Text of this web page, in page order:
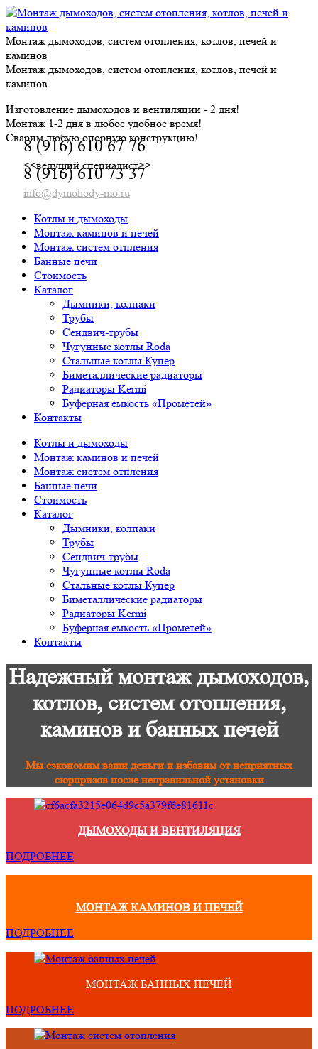
Skip
to
content
Монтаж дымоходов, систем отопления, котлов, печей и
каминов
Монтаж дымоходов, систем отопления, котлов, печей и
каминов
Изготовление дымоходов и вентиляции - 2 дня!
Монтаж 1-2 дня в любое удобное время!
Сварим любую опорную конструкцию!
8 (916) 610 67 76
<<ведущий специалист>>
8 (916) 610 73 37
info@dymohody-mo.ru
Котлы и дымоходы
Монтаж каминов и печей
Монтаж систем отпления
Банные печи
Стоимость
Каталог
Дымники, колпаки
Трубы
Сендвич-трубы
Чугунные котлы Roda
Стальные котлы Купер
Биметаллические радиаторы
Радиаторы Kermi
Буферная емкость «Прометей»
Контакты
Котлы и дымоходы
Монтаж каминов и печей
Монтаж систем отпления
Банные печи
Стоимость
Каталог
Дымники, колпаки
Трубы
Сендвич-трубы
Чугунные котлы Roda
Стальные котлы Купер
Биметаллические радиаторы
Радиаторы Kermi
Буферная емкость «Прометей»
Контакты
Надежный монтаж дымоходов,
котлов, систем отопления,
каминов и банных печей
Мы сэкономим ваши деньги и избавим от неприятных
сюрпризов после неправильной установки
ДЫМОХОДЫ И ВЕНТИЛЯЦИЯ
ПОДРОБНЕЕ
МОНТАЖ КАМИНОВ И ПЕЧЕЙ
ПОДРОБНЕЕ
МОНТАЖ БАННЫХ ПЕЧЕЙ
ПОДРОБНЕЕ